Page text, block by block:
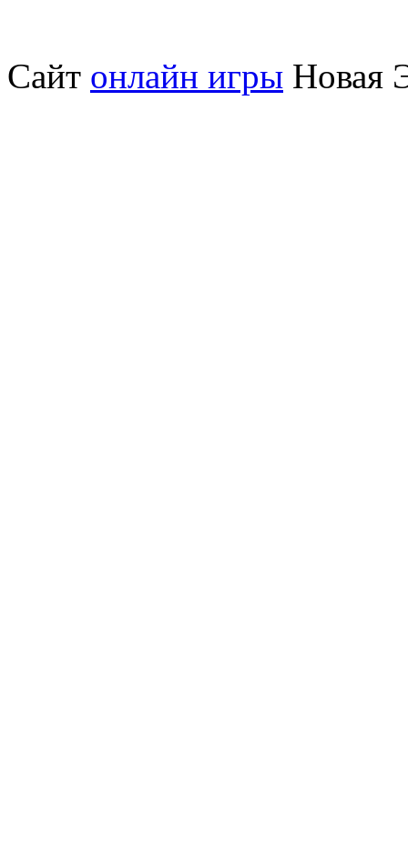
Сайт онлайн игры Новая